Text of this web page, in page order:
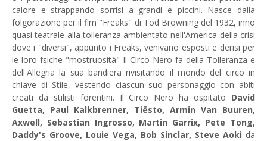
calore e strappando sorrisi a grandi e piccini. Nasce dalla
folgorazione per il flm "Freaks" di Tod Browning del 1932, inno
quasi teatrale alla tolleranza ambientato nell'America della crisi
dove i "diversi", appunto i Freaks, venivano esposti e derisi per
le loro fsiche "mostruosità" Il Circo Nero fa della Tolleranza e
dell'Allegria la sua bandiera rivisitando il mondo del circo in
chiave di Stile, vestendo ciascun suo personaggio con abiti
creati da stilisti forentini. Il Circo Nero ha ospitato David
Guetta, Paul Kalkbrenner, Tiësto, Armin Van Buuren,
Axwell, Sebastian Ingrosso, Martin Garrix, Pete Tong,
Daddy's Groove, Louie Vega, Bob Sinclar, Steve Aoki da